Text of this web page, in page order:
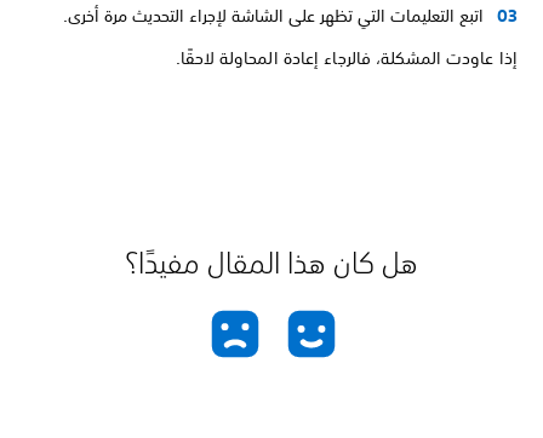
اتبع التعليمات التي تظهر على الشاشة لإجراء التحديث مرة أخرى.
إذا عاودت المشكلة، فالرجاء إعادة المحاولة لاحقًا.
هل كان هذا المقال مفيدًا؟